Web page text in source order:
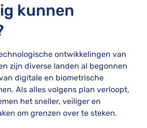
kunnen
ontwikkelingen van
zijn diverse landen al begonnen
digitale en biometrische
Als alles volgens plan verloopt,
het sneller, veiliger en
om grenzen over te steken.